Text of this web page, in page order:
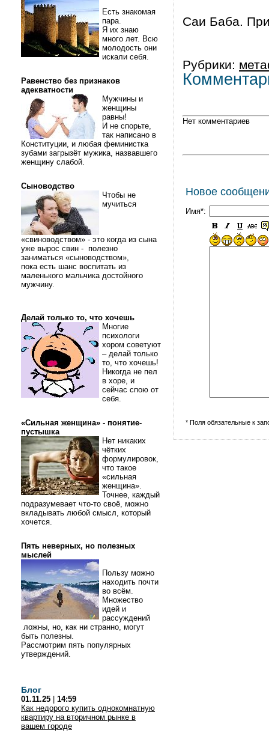
Есть знакомая
пара.
Я их знаю
много лет. Всю
молодость они
искали себя.
Равенство без признаков
адекватности
Мужчины и
женщины
равны!
И не спорьте,
так написано в
Конституции, и любая феминистка
зубами загрызёт мужика, назвавшего
женщину слабой.
Сыноводство
Чтобы не
мучиться
«свиноводством» - это когда из сына
уже вырос свин - полезно
заниматься «сыноводством»,
пока есть шанс воспитать из
маленького мальчика достойного
мужчину.
Делай только то, что хочешь
Многие
психологи
хором советуют
– делай только
то, что хочешь!
Никогда не пел
в хоре, и
сейчас спою от
себя.
«Сильная женщина» - понятие-
пустышка
Нет никаких
чётких
формулировок,
что такое
«сильная
женщина».
Точнее, каждый
подразумевает что-то своё, можно
вкладывать любой смысл, который
хочется.
Пять неверных, но полезных
мыслей
Пользу можно
находить почти
во всём.
Множество
идей и
рассуждений
ложны, но, как ни странно, могут
быть полезны.
Рассмотрим пять популярных
утверждений.
Блог
01.11.25
14:59
Как недорого купить однокомнатную
квартиру на вторичном рынке в
вашем городе
Саи Баба.
Рубрики:
Нет комментариев
Новое
Имя*:
* Поля обязательные к